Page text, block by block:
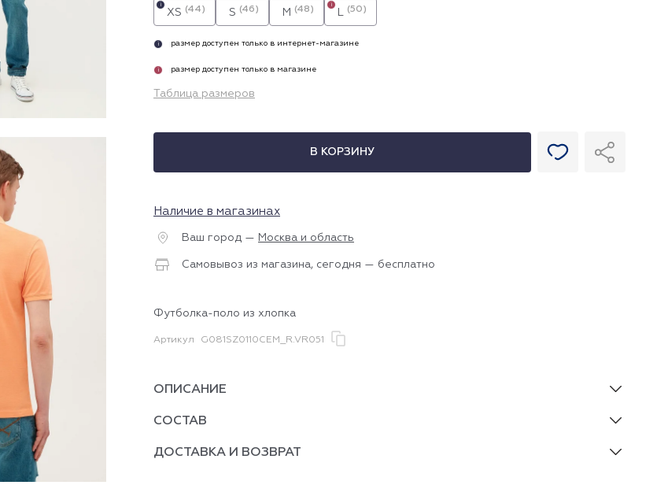
XS (44)
i
S (46) M (48) L (50)
i
i размер доступен только в интернет-магазине
i размер доступен только в магазине
Таблица размеров
В КОРЗИНУ
Наличие в магазинах
Ваш город — Москва и область
Самовывоз из магазина, сегодня — бесплатно
Футболка-поло из хлопка
Артикул G081SZ0110CEM_R.VR051
ОПИСАНИЕ
СОСТАВ
ДОСТАВКА И ВОЗВРАТ